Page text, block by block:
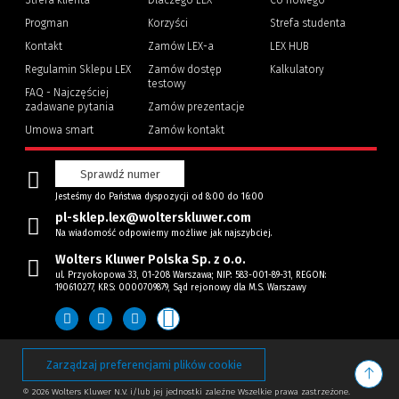
Progman
Kontakt
Regulamin Sklepu LEX
FAQ - Najczęściej
zadawane pytania
Umowa smart
Korzyści
Zamów LEX-a
Zamów dostęp
testowy
Zamów prezentacje
Zamów kontakt
Strefa studenta
LEX HUB
innej
strony)
Kalkulatory
Sprawdź numer
Jesteśmy do Państwa dyspozycji od 8:00 do 16:00
pl-sklep.lex@wolterskluwer.com
Na wiadomość odpowiemy możliwe jak najszybciej.
Wolters Kluwer Polska Sp. z o.o.
ul. Przyokopowa 33, 01-208 Warszawa; NIP: 583-001-89-31, REGON:
190610277, KRS: 0000709879, Sąd rejonowy dla M.S. Warszawy
Zarządzaj preferencjami plików cookie
© 2026 Wolters Kluwer N.V. i/lub jej jednostki zależne Wszelkie prawa zastrzeżone.